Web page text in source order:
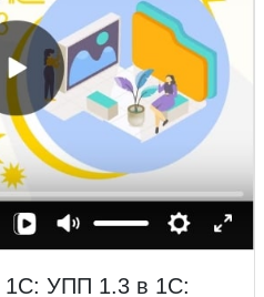
1С: УПП 1.3 в 1С: